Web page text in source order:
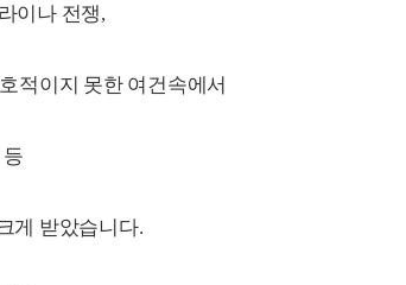
이나 전쟁,
적이지 못한 여건속에서
게 받았습니다.